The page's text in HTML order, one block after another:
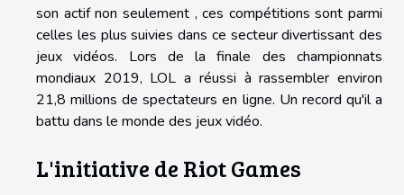
son actif non seulement , ces compétitions sont parmi
celles les plus suivies dans ce secteur divertissant des
jeux vidéos. Lors de la finale des championnats
mondiaux 2019, LOL a réussi à rassembler environ
21,8 millions de spectateurs en ligne. Un record qu'il a
battu dans le monde des jeux vidéo.
L'initiative de Riot Games